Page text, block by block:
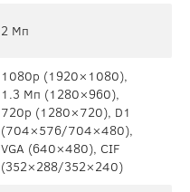
2 Мп
1080р (1920×1080),
1.3 Мп (1280×960),
720p (1280×720), D1
(704×576/704×480),
VGA (640×480), CIF
(352×288/352×240)